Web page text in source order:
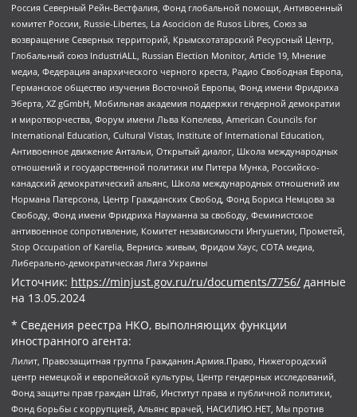
Россия Северный Рейн-Вестфалия, Фонд глобальной помощи, Антивоенный
комитет России, Russie-Libertes, La Asocicion de Rusos Libres, Союз за
возвращение Северных территорий, Крымскотатарский Ресурсный Центр,
Глобальный союз IndustriALL, Russian Election Monitor, Article 19, Мнение
медиа, Федерация анархического черного креста, Радио Свободная Европа,
Германское общество изучения Восточной Европы, Фонд имени Фридриха
Эберта, XZ gGmbH, Мобильная академия поддержки гендерной демократии
и миротворчества, Форум имени Льва Копелева, American Councils for
International Education, Cultural Vistas, Institute of International Education,
Антивоенное движение Антальи, Открытый диалог, Школа международных
отношений и государственной политики им Питера Мунка, Российско-
канадский демократический альянс, Школа международных отношений им
Нормана Патерсона, Центр Гражданских Свобод, Фонд Бориса Немцова за
Свободу, Фонд имени Фридриха Науманна за свободу, Феминистское
антивоенное сопротивление, Комитет независимости Ингушетии, Прометей,
Stop Occupation of Karelia, Вернись живым, Фридом Хаус, СОТА медиа,
Либерально-демократическая Лига Украины
Источник: https://minjust.gov.ru/ru/documents/7756/ данные
на 13.05.2024
* Сведения реестра НКО, выполняющих функции
иностранного агента:
Лилит, Правозащитная группа Гражданин.Армия.Право, Нижегородский
центр немецкой и европейской культуры, Центр гендерных исследований,
Фонд защиты прав граждан Штаб, Институт права и публичной политики,
Фонд борьбы с коррупцией, Альянс врачей, НАСИЛИЮ.НЕТ, Мы против